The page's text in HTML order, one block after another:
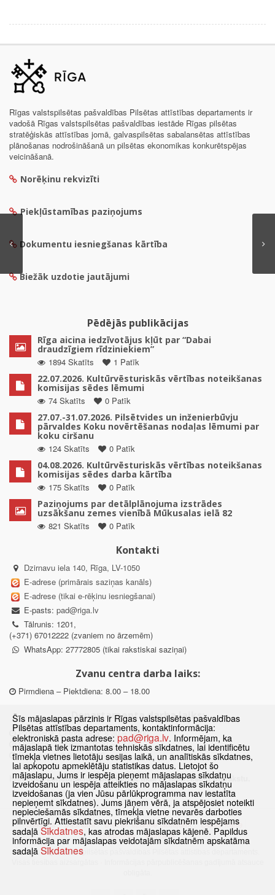
Rīgas valstspilsētas pašvaldības Pilsētas attīstības departaments ir
vadošā Rīgas valstspilsētas pašvaldības iestāde Rīgas pilsētas
stratēģiskās attīstības jomā, galvaspilsētas sabalansētas attīstības
plānošanas nodrošināšanā un pilsētas ekonomikas konkurētspējas
veicināšanā.
Norēķinu rekvizīti
Piekļūstamības paziņojums
Dokumentu iesniegšanas kārtība
Biežāk uzdotie jautājumi
Pēdējās publikācijas
Rīga aicina iedzīvotājus kļūt par “Dabai
draudzīgiem rīdziniekiem”
1894 Skatīts
1 Patīk
22.07.2026. Kultūrvēsturiskās vērtības noteikšanas
komisijas sēdes lēmumi
74 Skatīts
0 Patīk
27.07.-31.07.2026. Pilsētvides un inženierbūvju
pārvaldes Koku novērtēšanas nodaļas lēmumi par
koku ciršanu
124 Skatīts
0 Patīk
04.08.2026. Kultūrvēsturiskās vērtības noteikšanas
komisijas sēdes darba kārtība
175 Skatīts
0 Patīk
Paziņojums par detālplānojuma izstrādes
uzsākšanu zemes vienībā Mūkusalas ielā 82
821 Skatīts
0 Patīk
Kontakti
Dzirnavu iela 140, Rīga, LV-1050
E-adrese (primārais saziņas kanāls)
E-adrese (tikai e-rēķinu iesniegšanai)
E-pasts: pad@riga.lv
Tālrunis: 1201,
(+371) 67012222 (zvaniem no ārzemēm)
WhatsApp: 27772805 (tikai rakstiskai saziņai)
Zvanu centra darba laiks:
Pirmdiena – Piektdiena: 8.00 – 18.00
Departamenta darba laiks:
Pirmdiena, Ceturtdiena: 8.30 – 18.00
Otrdiena, Trešdiena: 8.30 – 17.00
Piektdiena: 8.30 – 15.00
Klātienes konsultācijas pieejamas tikai ar iepriekšēju pierakstu.
Sākums Jaunumi Biežāk uzdotie jautājumi
Lapas karte
Sīkdatnes
Kontakti
© 2021 Rīgas valstspilsētas pašvaldības Pilsētas attīstības departaments.
Šīs mājaslapas pārzinis ir Rīgas valstspilsētas pašvaldības
Pilsētas attīstības departaments, kontaktinformācija:
elektroniskā pasta adrese: pad@riga.lv. Informējam, ka
mājaslapā tiek izmantotas tehniskās sīkdatnes, lai identificētu
tīmekļa vietnes lietotāju sesijas laikā, un analītiskās sīkdatnes,
lai apkopotu apmeklētāju statistikas datus. Lietojot šo
mājaslapu, Jums ir iespēja pieņemt mājaslapas sīkdatņu
izveidošanu un iespēja atteikties no mājaslapas sīkdatņu
izveidošanas (ja vien Jūsu pārlūkprogramma nav iestatīta
nepieņemt sīkdatnes). Jums jāņem vērā, ja atspējosiet noteikti
nepieciešamās sīkdatnes, tīmekļa vietne nevarēs darboties
pilnvērtīgi. Attiestatīt savu piekrišanu sīkdatnēm iespējams
sadaļā Sīkdatnes, kas atrodas mājaslapas kājenē. Papildus
informācija par mājaslapas veidotajām sīkdatnēm apskatāma
sadaļā Sīkdatnes